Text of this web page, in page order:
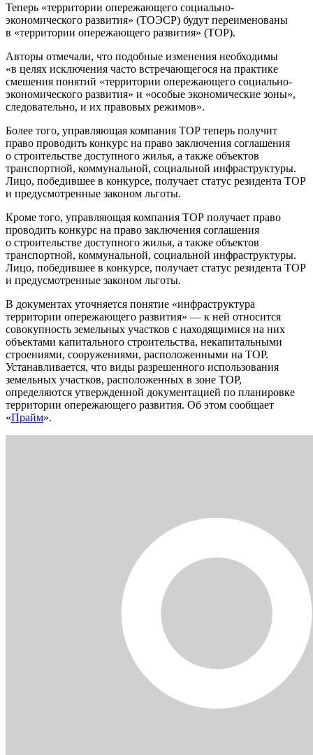
Теперь «территории опережающего социально-
экономического развития» (ТОЭСР) будут переименованы
в «территории опережающего развития» (ТОР).
Авторы отмечали, что подобные изменения необходимы
«в целях исключения часто встречающегося на практике
смешения понятий «территории опережающего социально-
экономического развития» и «особые экономические зоны»,
следовательно, и их правовых режимов».
Более того, управляющая компания ТОР теперь получит
право проводить конкурс на право заключения соглашения
о строительстве доступного жилья, а также объектов
транспортной, коммунальной, социальной инфраструктуры.
Лицо, победившее в конкурсе, получает статус резидента ТОР
и предусмотренные законом льготы.
Кроме того, управляющая компания ТОР получает право
проводить конкурс на право заключения соглашения
о строительстве доступного жилья, а также объектов
транспортной, коммунальной, социальной инфраструктуры.
Лицо, победившее в конкурсе, получает статус резидента ТОР
и предусмотренные законом льготы.
В документах уточняется понятие «инфраструктура
территории опережающего развития» — к ней относится
совокупность земельных участков с находящимися на них
объектами капитального строительства, некапитальными
строениями, сооружениями, расположенными на ТОР.
Устанавливается, что виды разрешенного использования
земельных участков, расположенных в зоне ТОР,
определяются утвержденной документацией по планировке
территории опережающего развития. Об этом сообщает
«Прайм».